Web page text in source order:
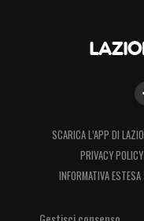
SCARICA L’APP DI
PRIVACY
INFORMATIVA